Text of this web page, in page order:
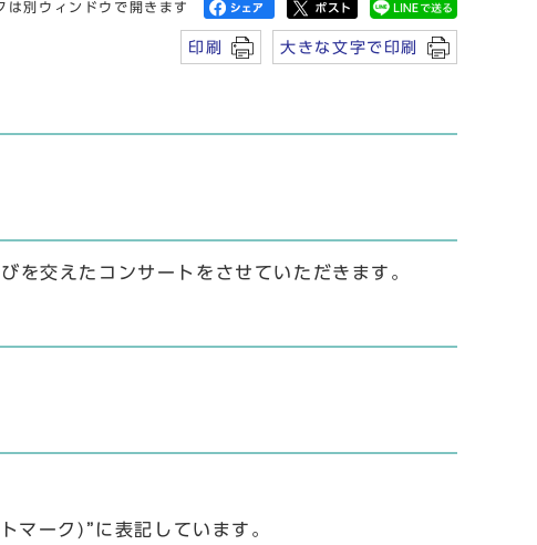
は別ウィンドウで開きます
印刷 大きな文字で印刷
交えたコンサートをさせていただきます。
マーク)”に表記しています。